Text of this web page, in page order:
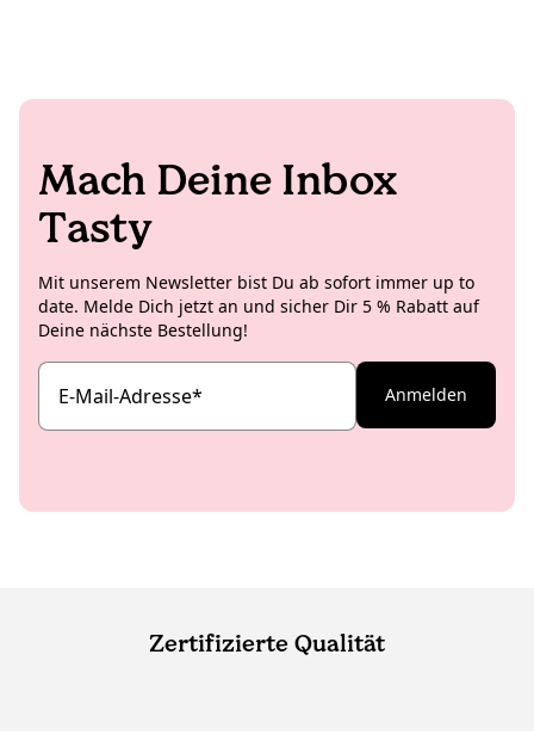
getestet und verglichen – damit Du
Mach Deine Inbox
Tasty
Mit unserem Newsletter bist Du ab sofort immer up to
date. Melde Dich jetzt an und sicher Dir 5 % Rabatt auf
Deine nächste Bestellung!
E-Mail-Adresse* Anmelden
Zertifizierte Qualität